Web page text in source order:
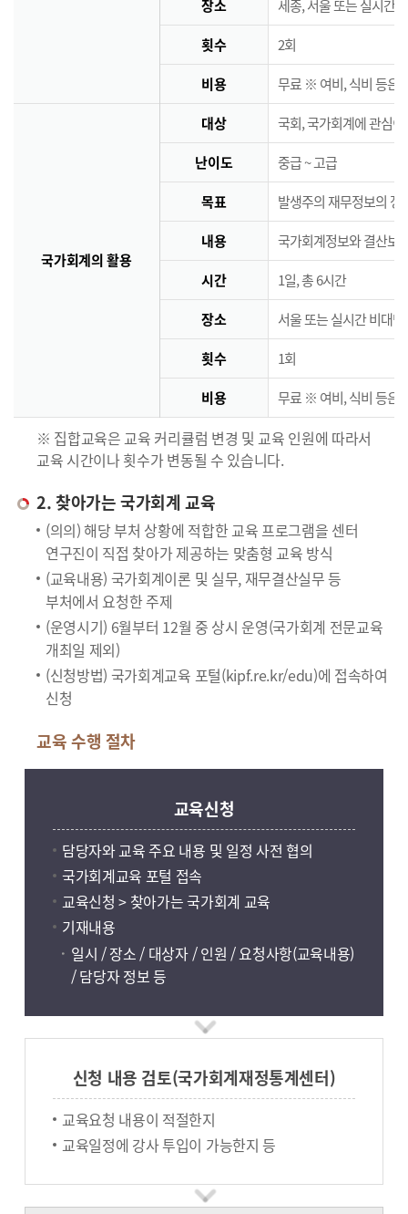
장소 세종, 서울 또는 실시간
횟수 2회
비용 무료 ※ 여비, 식비 등은
국가회계의 활용
대상 국회, 국가회계에 관심
난이도 중급 ~ 고급
목표 발생주의 재무정보의 정
내용 국가회계정보와 결산보
시간 1일, 총 6시간
장소 서울 또는 실시간 비대
횟수 1회
비용 무료 ※ 여비, 식비 등은
※ 집합교육은 교육 커리큘럼 변경 및 교육 인원에 따라서
교육 시간이나 횟수가 변동될 수 있습니다.
2. 찾아가는 국가회계 교육
(의의) 해당 부처 상황에 적합한 교육 프로그램을 센터
연구진이 직접 찾아가 제공하는 맞춤형 교육 방식
(교육내용) 국가회계이론 및 실무, 재무결산실무 등
부처에서 요청한 주제
(운영시기) 6월부터 12월 중 상시 운영(국가회계 전문교육
개최일 제외)
(신청방법) 국가회계교육 포털(kipf.re.kr/edu)에 접속하여
신청
교육 수행 절차
교육신청
담당자와 교육 주요 내용 및 일정 사전 협의
국가회계교육 포털 접속
교육신청 > 찾아가는 국가회계 교육
기재내용
일시 / 장소 / 대상자 / 인원 / 요청사항(교육내용)
/ 담당자 정보 등
신청 내용 검토(국가회계재정통계센터)
교육요청 내용이 적절한지
교육일정에 강사 투입이 가능한지 등